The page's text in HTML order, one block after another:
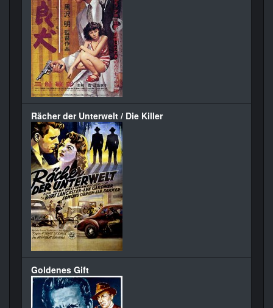
Rächer der Unterwelt / Die Killer
Goldenes Gift